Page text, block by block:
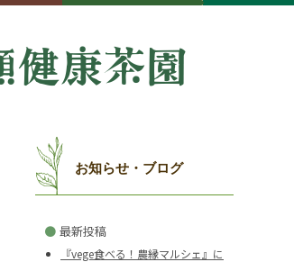
お知らせ・ブログ
● 最新投稿
『vege食べる！農縁マルシェ』に